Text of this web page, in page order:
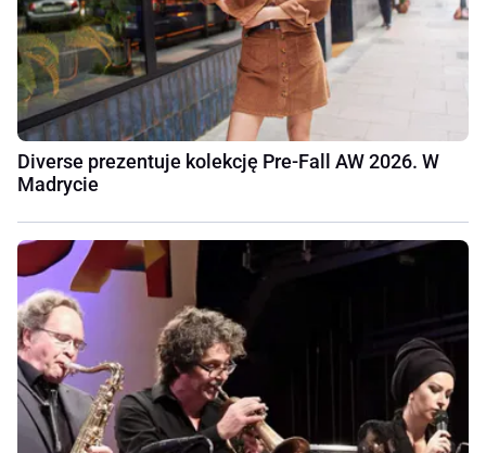
Diverse prezentuje kolekcję Pre-Fall AW 2026. W
Madrycie